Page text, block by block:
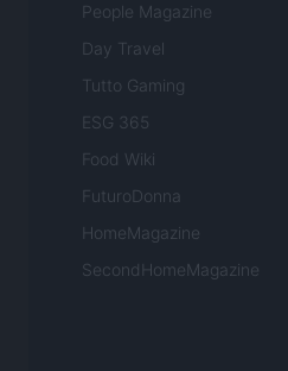
People Magazine
Day Travel
Tutto Gaming
ESG 365
Food Wiki
FuturoDonna
HomeMagazine
SecondHomeMagazine